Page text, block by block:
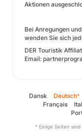
Aktionen
Bei Anregungen
wenden Sie sich
DER Touristik
Email:
Dansk Deutsch*
Français
* Einige Seiten